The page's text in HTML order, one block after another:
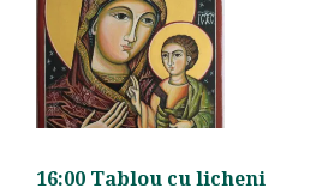
16:00 Tablou cu licheni